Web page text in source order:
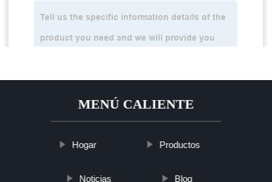
MENÚ CALIENTE
Hogar Productos
Noticias Blog